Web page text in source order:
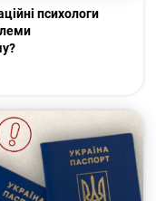
психологи